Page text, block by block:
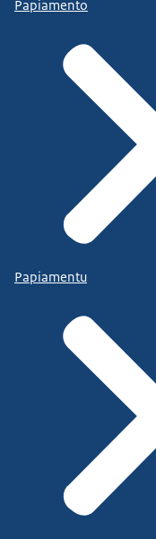
Papiamento
Papiamentu